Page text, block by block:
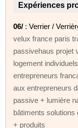
Expériences
06/ : Verrier /
velux france paris
passivehaus projet
logement
entrepreneurs
aux entrepreneurs
passive + lumière
bâtiments solutions
+ produits